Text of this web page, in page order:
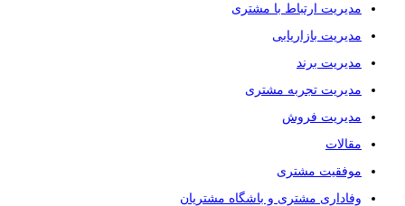
مدیریت ارتباط با مشتری
مدیریت بازاریابی
مدیریت برند
مدیریت تجربه مشتری
مدیریت فروش
مقالات
موفقیت مشتری
وفاداری مشتری و باشگاه مشتریان